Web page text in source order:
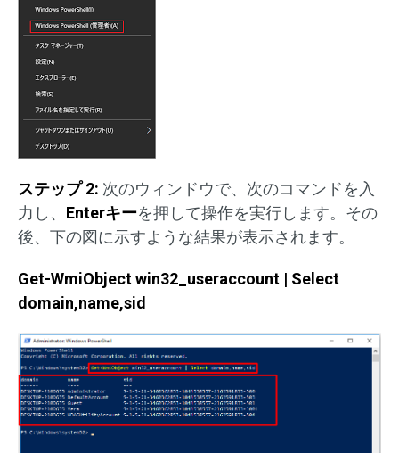
ステップ 2: 次のウィンドウで、次のコマンドを入
力し、 Enterキーを押して操作を実行します。その
後、下の図に示すような結果が表示されます。
Get-WmiObject win32_useraccount | Select
domain,name,sid